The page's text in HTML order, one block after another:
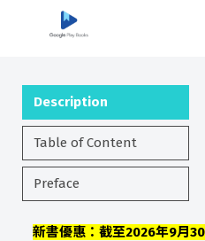
Description
Table of Content
Preface
新書優惠：截至2026年9月